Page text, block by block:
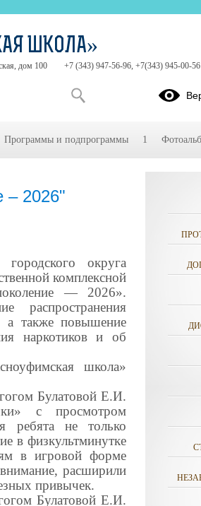
– 2026"
округа
комплексной
— 2026».
распространения
а также повышение
наркотиков и об
школа»
Булатовой Е.И.
с просмотром
ребята не только
в физкультминутке
в игровой форме
расширили
привычек.
Булатовой Е.И.
ШКОЛА»
дом 100 +7 (343) 947-56-96, +7(343) 945-00-56
Программы и подпрограммы 1